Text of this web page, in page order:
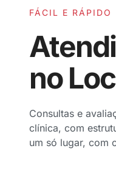
FÁCIL E RÁPIDO
no
Consultas e
clínica, com
um só lugar, com